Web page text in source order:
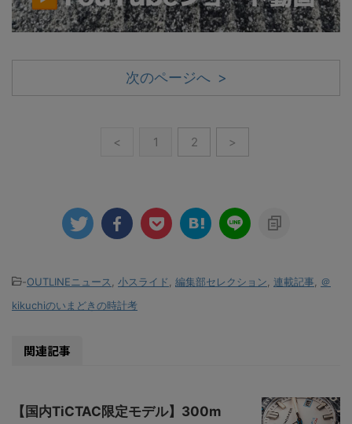
次のページへ >
< 1 2 >
-OUTLINEニュース 小スライド 編集部セレクション 連載記事
＠
kikuchiのいまどきの時計考
関連記事
【国内TiCTAC限定モデル】300m